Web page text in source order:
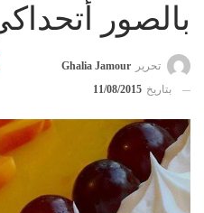
بالصور
تحرير
Ghalia Jamour
بتاريخ 11/08/2015